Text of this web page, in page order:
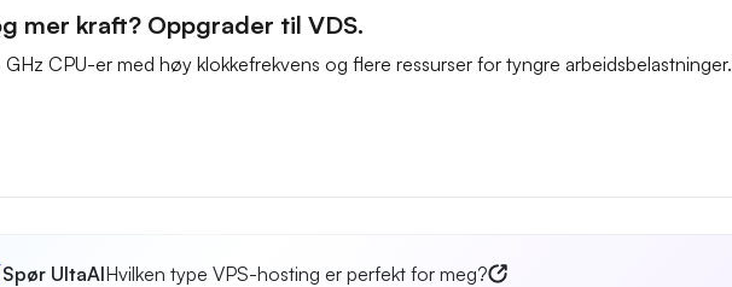
mer kraft? Oppgrader til VDS.
CPU-er med høy klokkefrekvens og flere ressurser for tyngre arbeidsbelastninger.
Spør UltaAIHvilken type VPS-hosting er perfekt for meg?